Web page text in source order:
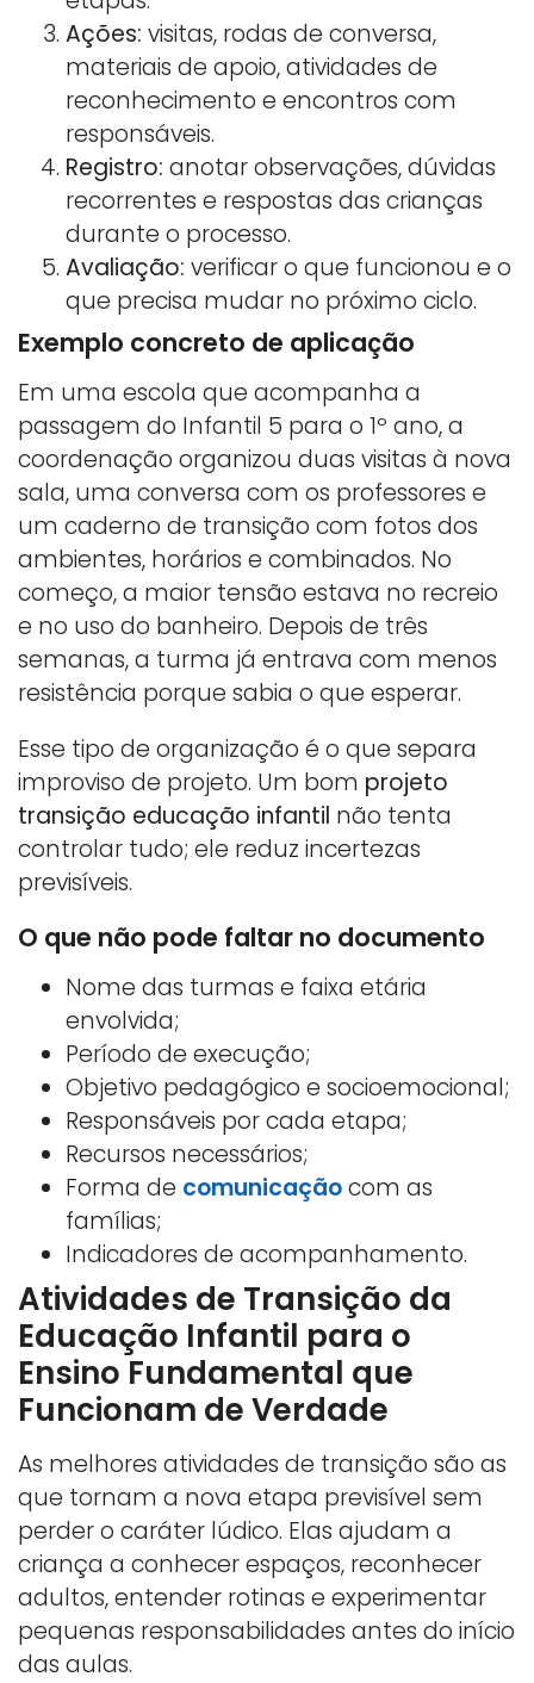
Ações: visitas, rodas de conversa,
materiais de apoio, atividades de
reconhecimento e encontros com
responsáveis.
Registro: anotar observações, dúvidas
recorrentes e respostas das crianças
durante o processo.
Avaliação: verificar o que funcionou e o
que precisa mudar no próximo ciclo.
Exemplo concreto de aplicação
Em uma escola que acompanha a
passagem do Infantil 5 para o 1º ano, a
coordenação organizou duas visitas à nova
sala, uma conversa com os professores e
um caderno de transição com fotos dos
ambientes, horários e combinados. No
começo, a maior tensão estava no recreio
e no uso do banheiro. Depois de três
semanas, a turma já entrava com menos
resistência porque sabia o que esperar.
Esse tipo de organização é o que separa
improviso de projeto. Um bom projeto
transição educação infantil não tenta
controlar tudo; ele reduz incertezas
previsíveis.
O que não pode faltar no documento
Nome das turmas e faixa etária
envolvida;
Período de execução;
Objetivo pedagógico e socioemocional;
Responsáveis por cada etapa;
Recursos necessários;
Forma de comunicaçãocom as
famílias;
Indicadores de acompanhamento.
Atividades de Transição da
Educação Infantil para o
Ensino Fundamental que
Funcionam de Verdade
As melhores atividades de transição são as
que tornam a nova etapa previsível sem
perder o caráter lúdico. Elas ajudam a
criança a conhecer espaços, reconhecer
adultos, entender rotinas e experimentar
pequenas responsabilidades antes do início
das aulas.